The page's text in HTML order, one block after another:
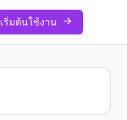
เริ่มต้นใช้งาน